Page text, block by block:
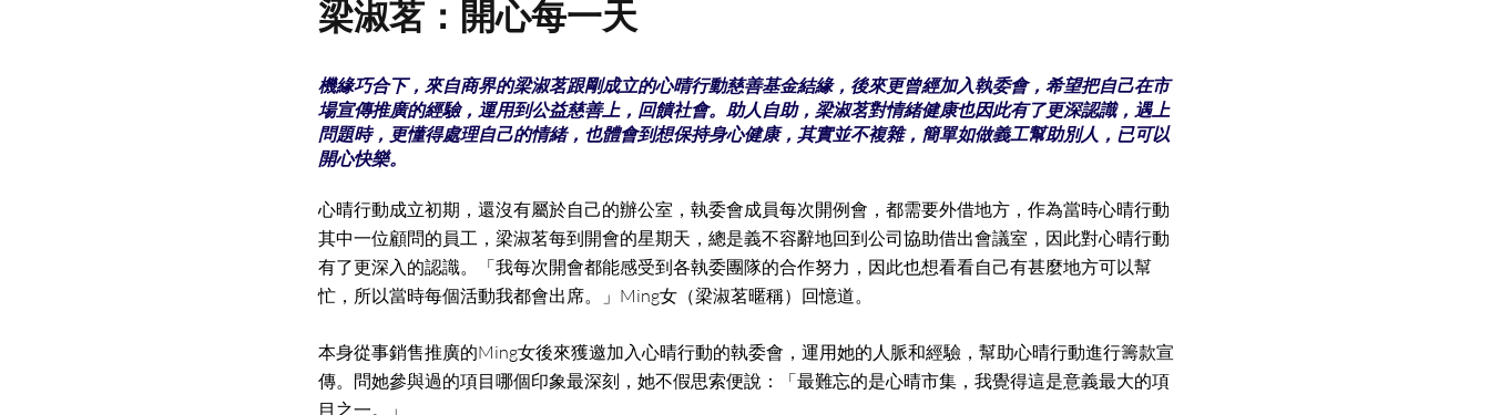
梁淑茗：開心每一天
機緣巧合下，來自商界的梁淑茗跟剛成立的心晴行動慈善基金結緣，後來更曾經加入執委會，希望把自己在市
場宣傳推廣的經驗，運用到公益慈善上，回饋社會。助人自助，梁淑茗對情緒健康也因此有了更深認識，遇上
問題時，更懂得處理自己的情緒，也體會到想保持身心健康，其實並不複雜，簡單如做義工幫助別人，已可以
開心快樂。
心晴行動成立初期，還沒有屬於自己的辦公室，執委會成員每次開例會，都需要外借地方，作為當時心晴行動
其中一位顧問的員工，梁淑茗每到開會的星期天，總是義不容辭地回到公司協助借出會議室，因此對心晴行動
有了更深入的認識。「我每次開會都能感受到各執委團隊的合作努力，因此也想看看自己有甚麼地方可以幫
忙，所以當時每個活動我都會出席。」Ming女（梁淑茗暱稱）回憶道。
本身從事銷售推廣的Ming女後來獲邀加入心晴行動的執委會，運用她的人脈和經驗，幫助心晴行動進行籌款宣
傳。問她參與過的項目哪個印象最深刻，她不假思索便說：「最難忘的是心晴市集，我覺得這是意義最大的項
目之一。」